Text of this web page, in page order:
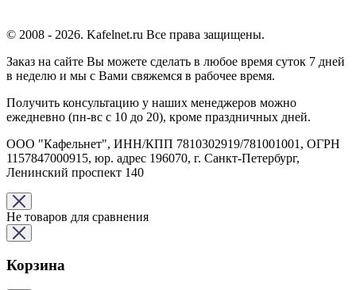
© 2008 - 2026. Kafelnet.ru Все права защищены.
Заказ на сайте Вы можете сделать в любое время суток 7 дней
в неделю и мы с Вами свяжемся в рабочее время.
Получить консультацию у наших менеджеров можно
ежедневно (пн-вс с 10 до 20), кроме праздничных дней.
ООО "Кафельнет", ИНН/КПП 7810302919/781001001, ОГРН
1157847000915, юр. адрес 196070, г. Санкт-Петербург,
Ленинский проспект 140
Не товаров для сравнения
Корзина